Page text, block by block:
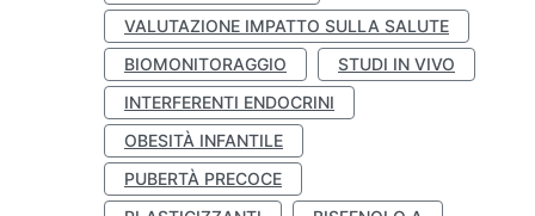
VALUTAZIONE IMPATTO SULLA SALUTE
BIOMONITORAGGIO
STUDI IN VIVO
INTERFERENTI ENDOCRINI
OBESITÀ INFANTILE
PUBERTÀ PRECOCE